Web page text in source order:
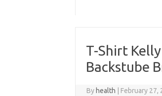
T-Shirt
Backstube
By health February 27,